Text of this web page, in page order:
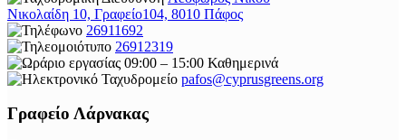
Νικολαίδη 10, Γραφείο104, 8010 Πάφος
26911692
26912319
09:00 – 15:00 Καθημερινά
pafos@cyprusgreens.org
Γραφείο Λάρνακας